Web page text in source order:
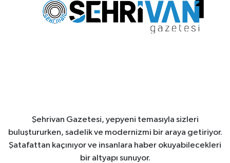
Şehrivan Gazetesi, yepyeni temasıyla sizleri
buluştururken, sadelik ve modernizmi bir araya getiriyor.
Şatafattan kaçınıyor ve insanlara haber okuyabilecekleri
bir altyapı sunuyor.